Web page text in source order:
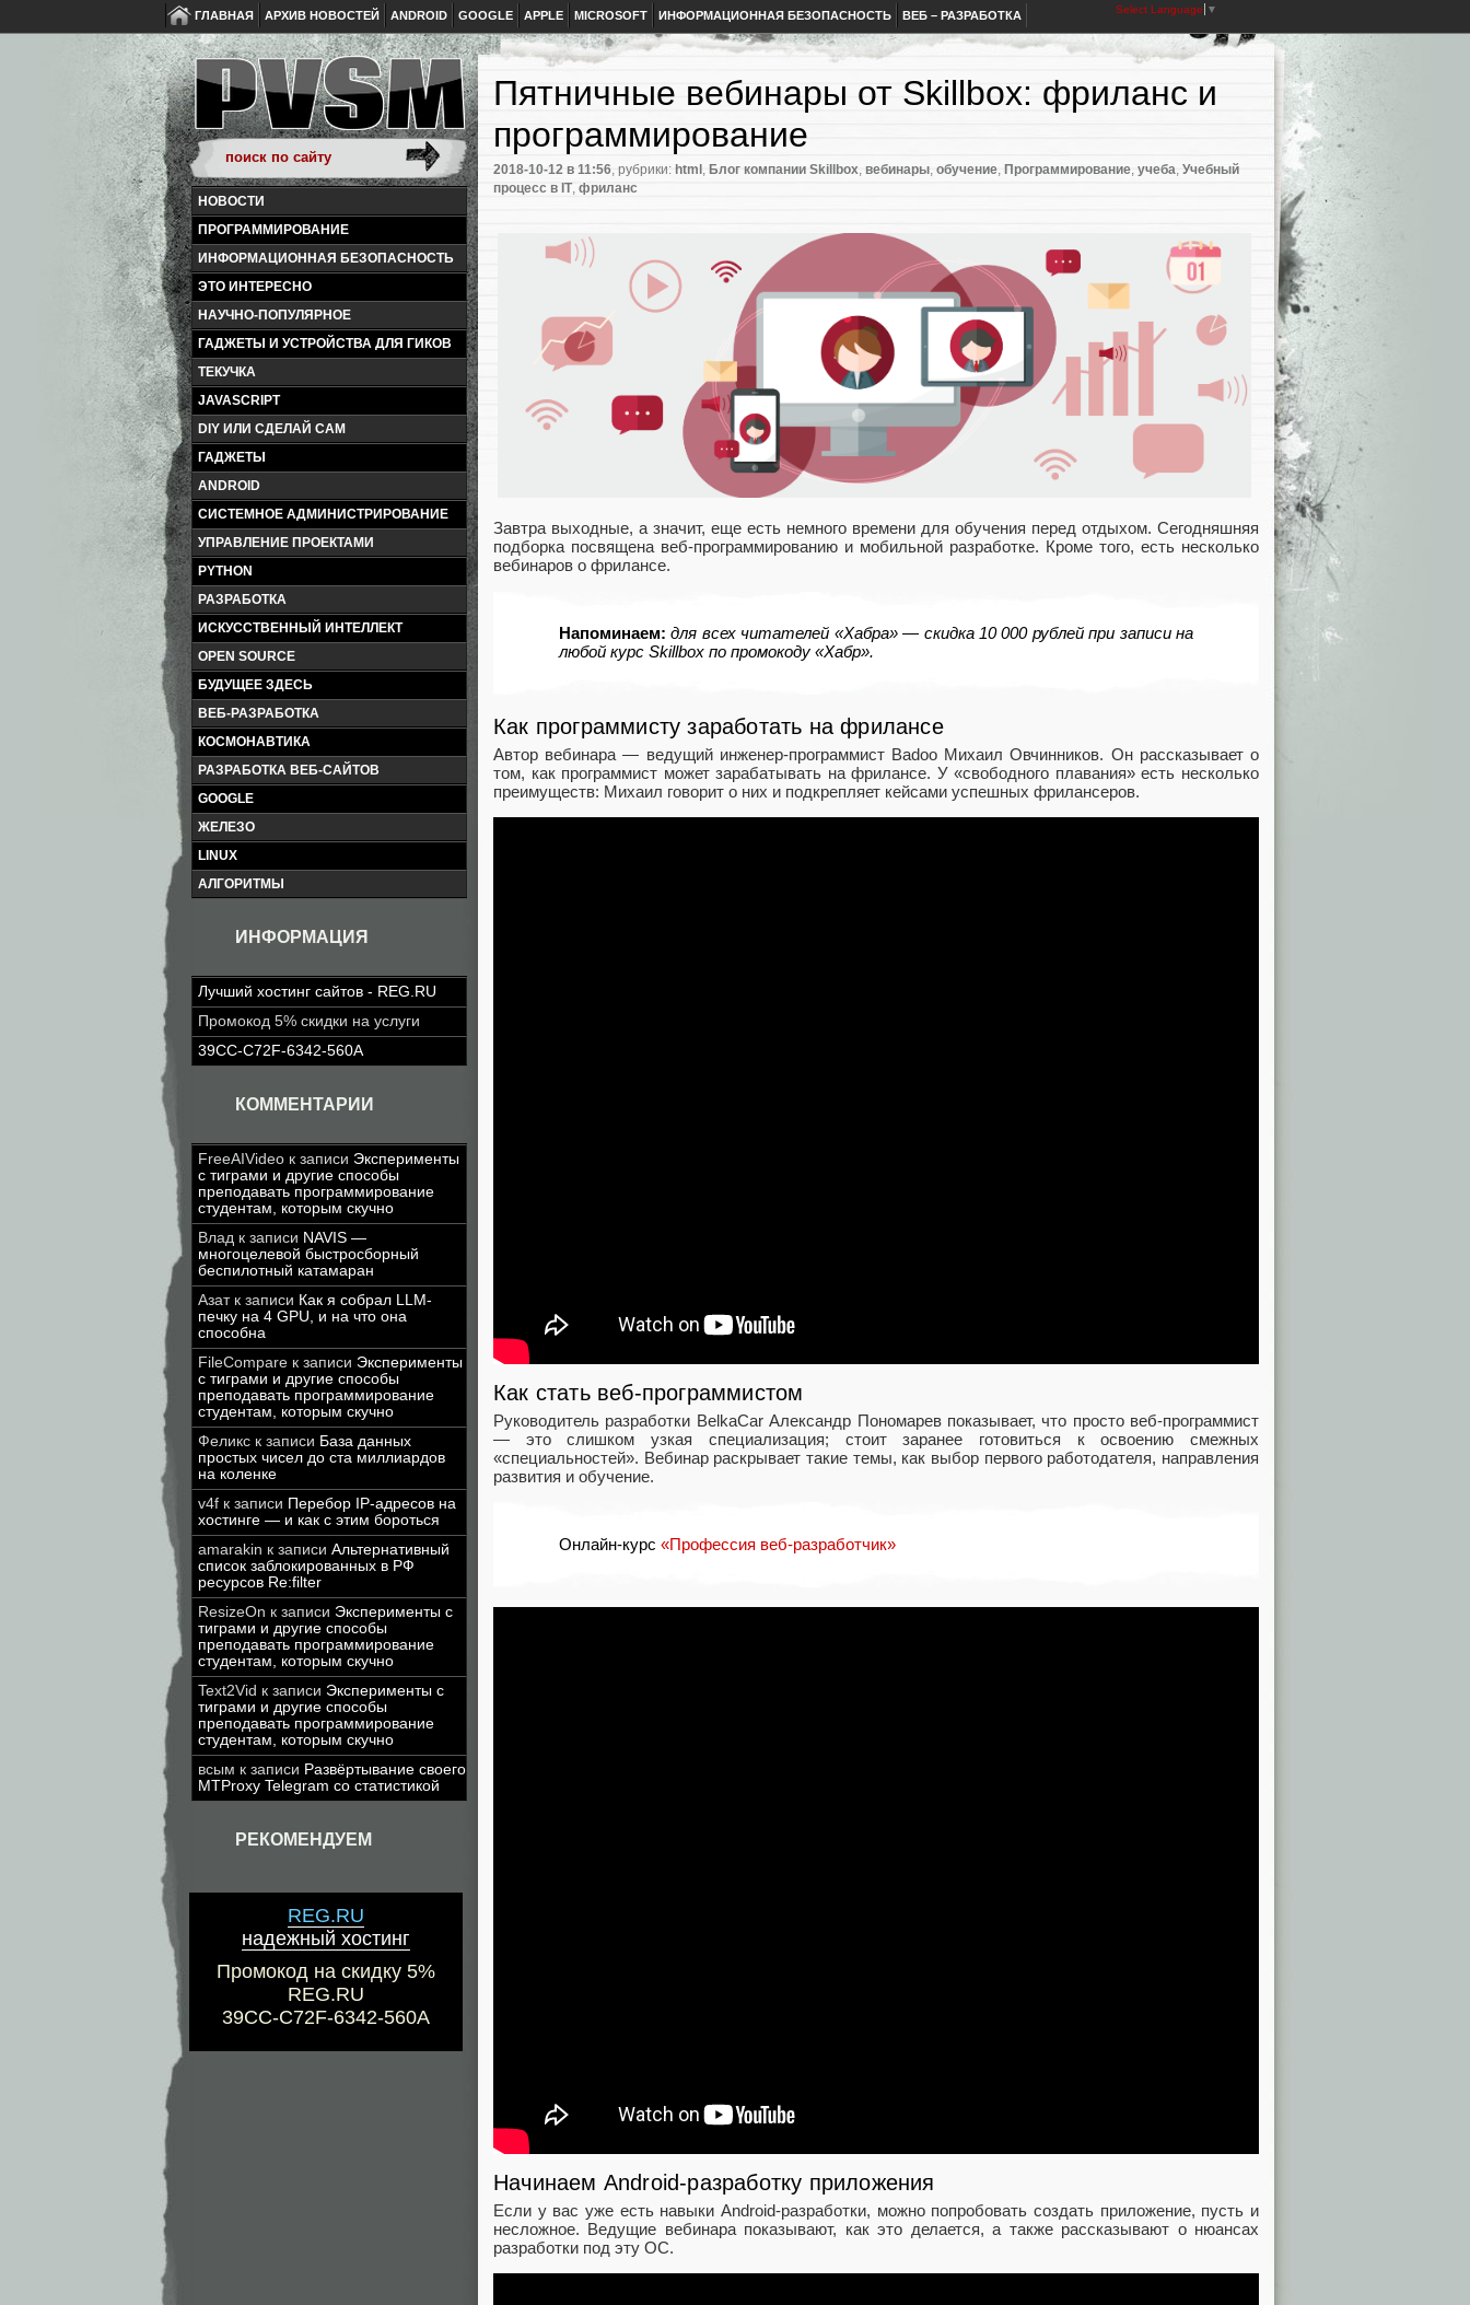
ГЛАВНАЯ АРХИВ НОВОСТЕЙ ANDROID GOOGLE APPLE MICROSOFT ИНФОРМАЦИОННАЯ БЕЗОПАСНОСТЬ ВЕБ – РАЗРАБОТКА Select Language ▼
НОВОСТИ
ПРОГРАММИРОВАНИЕ
ИНФОРМАЦИОННАЯ БЕЗОПАСНОСТЬ
ЭТО ИНТЕРЕСНО
НАУЧНО-ПОПУЛЯРНОЕ
ГАДЖЕТЫ И УСТРОЙСТВА ДЛЯ ГИКОВ
ТЕКУЧКА
JAVASCRIPT
DIY ИЛИ СДЕЛАЙ САМ
ГАДЖЕТЫ
ANDROID
СИСТЕМНОЕ АДМИНИСТРИРОВАНИЕ
УПРАВЛЕНИЕ ПРОЕКТАМИ
PYTHON
РАЗРАБОТКА
ИСКУССТВЕННЫЙ ИНТЕЛЛЕКТ
OPEN SOURCE
БУДУЩЕЕ ЗДЕСЬ
ВЕБ-РАЗРАБОТКА
КОСМОНАВТИКА
РАЗРАБОТКА ВЕБ-САЙТОВ
GOOGLE
ЖЕЛЕЗО
LINUX
АЛГОРИТМЫ
ИНФОРМАЦИЯ
Лучший хостинг сайтов - REG.RU
Промокод 5% скидки на услуги
39CC-C72F-6342-560A
КОММЕНТАРИИ
FreeAIVideo к записи Эксперименты
с тиграми и другие способы
преподавать программирование
студентам, которым скучно
Влад к записи NAVIS —
многоцелевой быстросборный
беспилотный катамаран
Азатк записи Как я собрал LLM-
печку на 4 GPU, и на что она
способна
FileCompare к записи Эксперименты
с тиграми и другие способы
преподавать программирование
студентам, которым скучно
Феликс к записи База данных
простых чисел до ста миллиардов
на коленке
v4f к записи Перебор IP-адресов на
хостинге — и как с этим бороться
amarakin к записи Альтернативный
список заблокированных в РФ
ресурсов Re:filter
ResizeOn к записи Эксперименты с
тиграми и другие способы
преподавать программирование
студентам, которым скучно
Text2Vid к записи Эксперименты с
тиграми и другие способы
преподавать программирование
студентам, которым скучно
всым к записи Развёртывание своего
MTProxy Telegram со статистикой
РЕКОМЕНДУЕМ
REG.RU
надежный хостинг
Промокод на скидку 5%
REG.RU
39CC-C72F-6342-560A
Пятничные вебинары от Skillbox: фриланс и
программирование
2018-10-12 в 11:56, рубрики: html , Блог компании Skillbox, вебинары, обучение, Программирование, учеба, Учебный
процесс в IT, фриланс
Завтра выходные, а значит, еще есть немного времени для обучения перед отдыхом. Сегодняшняя
подборка посвящена веб-программированию и мобильной разработке. Кроме того, есть несколько
вебинаров о фрилансе.
Напоминаем: для всех читателей «Хабра» — скидка 10 000 рублей при записи на
любой курс Skillbox по промокоду «Хабр».
Как программисту заработать на фрилансе
Автор вебинара — ведущий инженер-программист Badoo Михаил Овчинников. Он рассказывает о
том, как программист может зарабатывать на фрилансе. У «свободного плавания» есть несколько
преимуществ: Михаил говорит о них и подкрепляет кейсами успешных фрилансеров.
Как стать веб-программистом
Руководитель разработки BelkaCar Александр Пономарев показывает, что просто веб-программист
— это слишком узкая специализация; стоит заранее готовиться к освоению смежных
«специальностей». Вебинар раскрывает такие темы, как выбор первого работодателя, направления
развития и обучение.
Онлайн-курс «Профессия веб-разработчик»
Начинаем Android-разработку приложения
Если у вас уже есть навыки Android-разработки, можно попробовать создать приложение, пусть и
несложное. Ведущие вебинара показывают, как это делается, а также рассказывают о нюансах
разработки под эту ОС.